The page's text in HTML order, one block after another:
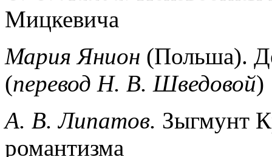
Мицкевича
Мария Янион (Польша).
(перевод Н. В. Шведовой)
А. В. Липатов. Зыгмунт
романтизма